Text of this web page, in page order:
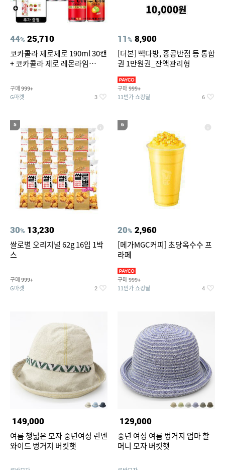
44% 25,710
코카콜라 제로제로 190ml 30캔
+ 코카콜라 제로 레몬라임
티커 세트
구매 999+
G마켓 3
11% 8,900
[더본] 빽다방, 홍콩반점 등 통합
권 1만원권_잔액관리형
구매 999+
11번가 쇼킹딜 6
5
30% 13,230
쌀로별 오리지널 62g 16입 1박
스
구매 999+
G마켓 2
6
20% 2,960
[메가MGC커피] 초당옥수수 프
라페
구매 999+
11번가 쇼킹딜 4
149,000
여름 챙넓은 모자 중년여성 린넨
와이드 벙거지 버킷햇
129,000
중년 여성 여름 벙거지 엄마 할
머니 모자 버킷햇